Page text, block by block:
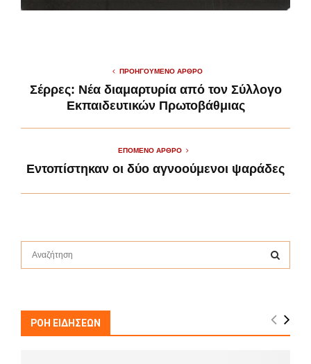
ΠΡΟΗΓΟΎΜΕΝΟ ΆΡΘΡΟ
Σέρρες: Νέα διαμαρτυρία από τον Σύλλογο
Εκπαιδευτικών Πρωτοβάθμιας
ΕΠΌΜΕΝΟ ΆΡΘΡΟ
Εντοπίστηκαν οι δύο αγνοούμενοι ψαράδες
f
A
ΡΟΗ ΕΙΔΗΣΕΩΝ